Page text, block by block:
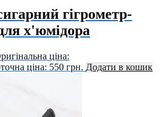
гігрометр-
х'юмідора
ціна:
ціна: 550 грн. Додати в кошик